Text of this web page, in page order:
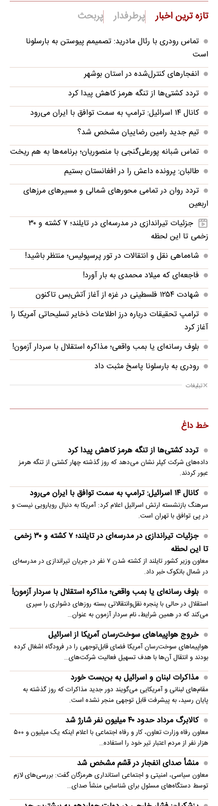
تازه ترین اخبار پرطرفدار پربحث
تماس رودری با رئال مادرید: تصمیمم پیوستن به بارسلونا
است
انفجارهای کنترل‌شده در استان بوشهر
تردد کشتی‌ها از تنگه هرمز کاهش پیدا کرد
کانال ۱۴ اسرائیل: ترامپ به سمت توافق با ایران می‌رود
تیم جدید رامین رضاییان مشخص شد؟
تماس شبانه پورعلی‌گنجی با منصوریان؛ برنامه‌ها به هم ریخت
طالبان: پرونده داعش را در افغانستان بستیم
تردد روان در تمامی محورهای شمالی و مسیرهای مرزهای
اربعین
جزئیات تیراندازی در مدرسه‌ای در تایلند؛ ۷ کشته و ۳۰
زخمی تا این لحظه
شاه‌ماهی نقل و انتقالات در تور پرسپولیس؛ منتظر باشید!
فاجعه‌ای که میلاد محمدی به بار آورد!
شهادت ۱۲۵۴ فلسطینی در غزه از آغاز آتش‌بس تاکنون
ترامپ تحقیقات درباره درز اطلاعات ذخایر تسلیحاتی آمریکا را
آغاز کرد
بلوف رسانه‌ای یا بمب واقعی؛ مذاکره استقلال با سردار آزمون!
رودری به بارسلونا پاسخ مثبت داد
تبلیغات
خط داغ
تردد کشتی‌ها از تنگه هرمز کاهش پیدا کرد
داده‌های شرکت کپلر نشان می‌دهد که روز گذشته چهار کشتی از تنگه هرمز
عبور کردند.
کانال ۱۴ اسرائیل: ترامپ به سمت توافق با ایران می‌رود
سرهنگ بازنشسته ارتش اسرائیل اعلام کرد: آمریکا به دنبال رویارویی نیست و
در پی توافق با تهران است.
جزئیات تیراندازی در مدرسه‌ای در تایلند؛ ۷ کشته و ۳۰ زخمی
تا این لحظه
معاون وزیر کشور تایلند از کشته شدن ۷ نفر در جریان تیراندازی در مدرسه‌ای
در شمال بانکوک خبر داد.
بلوف رسانه‌ای یا بمب واقعی؛ مذاکره استقلال با سردار آزمون!
استقلال در حالی با پنجره نقل‌وانتقالاتی بسته روزهای دشواری را سپری
می‌کند که در همین شرایط، نام سردار آزمون به عنوان…
خروج هواپیماهای سوخت‌رسان آمریکا از اسرائیل
هواپیماهای سوخت‌رسان آمریکا فضای قابل‌توجهی را در فرودگاه اشغال کرده
بودند و انتقال آن‌ها با هدف تسهیل فعالیت شرکت‌های…
مذاکرات لبنان و اسرائیل به بن‌بست خورد
مقام‌های لبنانی و آمریکایی می‌گویند دور جدید مذاکرات که روز گذشته به
پایان رسید، به پیشرفت قابل توجهی منجر نشده است.
کالابرگ مرداد حدود ۴۰‌ میلیون نفر شارژ شد
معاون رفاه وزارت تعاون، کار و رفاه اجتماعی با اعلام اینکه یک میلیون و ۵۰۰
هزار نفر از مردم اعتبار تیر خود را استفاده…
منشأ صدای انفجار در قشم مشخص شد
معاون سیاسی، امنیتی و اجتماعی استانداری هرمزگان گفت: بررسی‌های لازم
توسط دستگاه‌های مسئول برای شناسایی منشأ صدای…